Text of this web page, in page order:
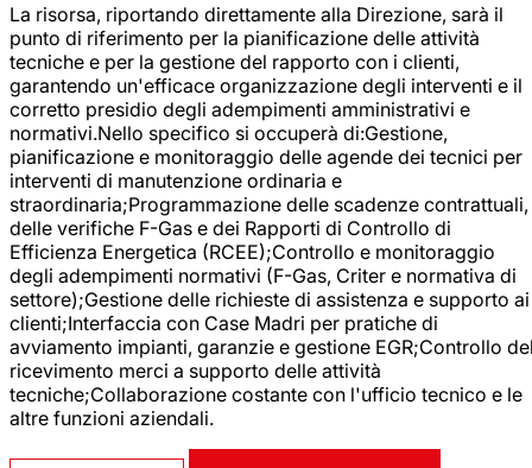
La risorsa, riportando direttamente alla Direzione, sarà il
punto di riferimento per la pianificazione delle attività
tecniche e per la gestione del rapporto con i clienti,
garantendo un'efficace organizzazione degli interventi e il
corretto presidio degli adempimenti amministrativi e
normativi.Nello specifico si occuperà di:Gestione,
pianificazione e monitoraggio delle agende dei tecnici per
interventi di manutenzione ordinaria e
straordinaria;Programmazione delle scadenze contrattuali,
delle verifiche F-Gas e dei Rapporti di Controllo di
Efficienza Energetica (RCEE);Controllo e monitoraggio
degli adempimenti normativi (F-Gas, Criter e normativa di
settore);Gestione delle richieste di assistenza e supporto ai
clienti;Interfaccia con Case Madri per pratiche di
avviamento impianti, garanzie e gestione EGR;Controllo
ricevimento merci a supporto delle attività
tecniche;Collaborazione costante con l'ufficio tecnico e le
altre funzioni aziendali.